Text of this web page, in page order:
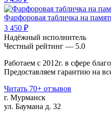
Фарфоровая табличка на
3 450 ₽
Надёжный исполнитель
Чеcтный рейтинг — 5.0
Работаем с 2012г. в сфере
Предоставляем гарантию на
Читать 70+ отзывов
г. Мурманск
ул. Баумана д. 32